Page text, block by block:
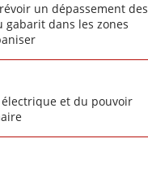
un dépassement des
gabarit dans les zones
et du pouvoir